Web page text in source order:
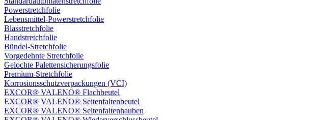
Powerstretchfolie
Lebensmittel-Powerstretchfolie
Blasstretchfolie
Handstretchfolie
Bündel-Stretchfolie
Vorgedehnte Stretchfolie
Gelochte Palettensicherungsfolie
Premium-Stretchfolie
Korrosionsschutzverpackungen (VCI)
EXCOR® VALENO® Flachbeutel
EXCOR® VALENO® Seitenfaltenbeutel
EXCOR® VALENO® Seitenfaltenhauben